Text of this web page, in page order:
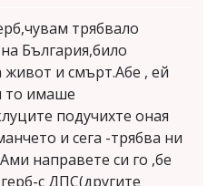
трябвало
България,било
и смърт.Абе , ей
то имаше
подучихте оная
и сега -трябва ни
направете си го ,бе
с ДПС(другите